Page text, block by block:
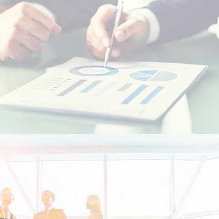
Etudiants Marocains à l'étranger
Marocains Résidents à l’Etranger